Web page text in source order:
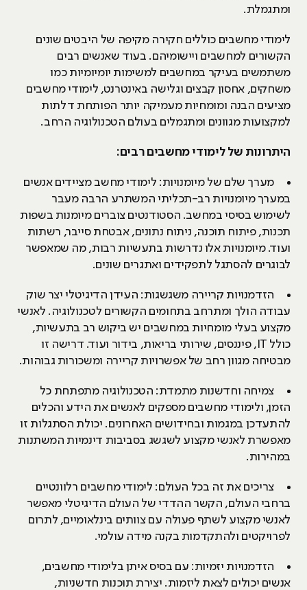
ומתגמלת.
לימודי מחשבים כוללים חקירה מקיפה של היבטים שונים
הקשורים למחשבים ויישומיהם. בעוד שאנשים רבים
משתמשים בעיקר במחשבים למשימות יומיומיות כמו
משחקים, אחסון קבצים וגלישה באינטרנט, לימודי מחשבים
מציעים הבנה ומומחיות מעמיקה יותר הפותחת דלתות
למקצועות מגוונים ומתגמלים בעולם הטכנולוגיה הרחב.
היתרונות של לימודי מחשבים רבים:
מערך שלם של מיומנויות: לימודי מחשב מציידים אנשים
במערך מיומנויות רב-תכליתי המשתרע הרבה מעבר
לשימוש בסיסי במחשב. הסטודנטים צוברים מיומנות בשפות
תכנות, פיתוח תוכנה, ניתוח נתונים, אבטחת סייבר, רשתות
ועוד. מיומנויות אלו נדרשות בתעשיות רבות, מה שמאפשר
לבוגרים להסתגל לתפקידים ואתגרים שונים.
הזדמנויות קריירה משגשגות: העידן הדיגיטלי יצר שוק
עבודה הולך ומתרחב בתחומים הקשורים לטכנולוגיה. לאנשי
מקצוע בעלי מומחיות במחשבים יש ביקוש רב בתעשיות,
כולל IT, פיננסים, שירותי בריאות, בידור ועוד. דרישה זו
מבטיחה מגוון רחב של אפשרויות קריירה ומשכורות גבוהות.
צמיחה וחדשנות מתמדת: הטכנולוגיה מתפתחת כל
הזמן, ולימודי מחשבים מספקים לאנשים את הידע והכלים
להתעדכן במגמות ובחידושים האחרונים. יכולת הסתגלות זו
מאפשרת לאנשי מקצוע לשגשג בסביבות דינמיות המשתנות
במהירות.
צריכים את זה בכל העולם: לימודי מחשבים רלוונטיים
ברחבי העולם, הקשר ההדדי של העולם הדיגיטלי מאפשר
לאנשי מקצוע לשתף פעולה עם צוותים בינלאומיים, לתרום
לפרויקטים ולהתקדמות בקנה מידה עולמי.
הזדמנויות יזמיות: עם בסיס איתן בלימודי מחשבים,
אנשים יכולים לצאת ליזמות. יצירת תוכנות חדשניות,